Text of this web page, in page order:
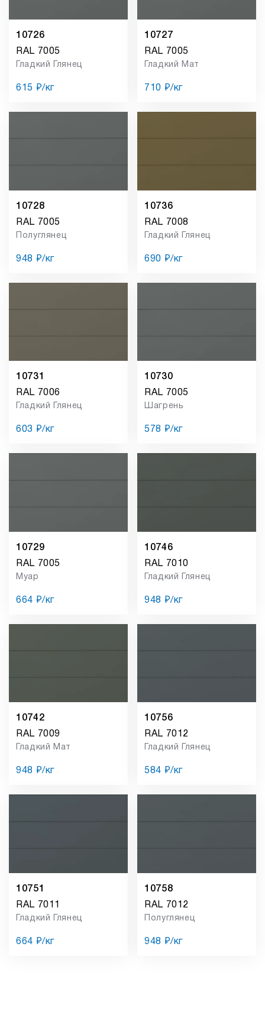
10726
RAL 7005
Гладкий Глянец
615 ₽/кг
10727
RAL 7005
Гладкий Мат
710 ₽/кг
10728
RAL 7005
Полуглянец
948 ₽/кг
10736
RAL 7008
Гладкий Глянец
690 ₽/кг
10731
RAL 7006
Гладкий Глянец
603 ₽/кг
10730
RAL 7005
Шагрень
578 ₽/кг
10729
RAL 7005
Муар
664 ₽/кг
10746
RAL 7010
Гладкий Глянец
948 ₽/кг
10742
RAL 7009
Гладкий Мат
948 ₽/кг
10756
RAL 7012
Гладкий Глянец
584 ₽/кг
10751
RAL 7011
Гладкий Глянец
664 ₽/кг
10758
RAL 7012
Полуглянец
948 ₽/кг